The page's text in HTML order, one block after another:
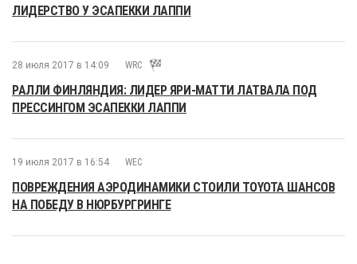
ЛИДЕРСТВО У ЭСАПЕККИ ЛАППИ
28 июля 2017 в 14:09 WRC
РАЛЛИ ФИНЛЯНДИЯ: ЛИДЕР ЯРИ-МАТТИ ЛАТВАЛА ПОД
ПРЕССИНГОМ ЭСАПЕККИ ЛАППИ
19 июля 2017 в 16:54 WEC
ПОВРЕЖДЕНИЯ АЭРОДИНАМИКИ СТОИЛИ TOYOTA ШАНСОВ
НА ПОБЕДУ В НЮРБУРГРИНГЕ